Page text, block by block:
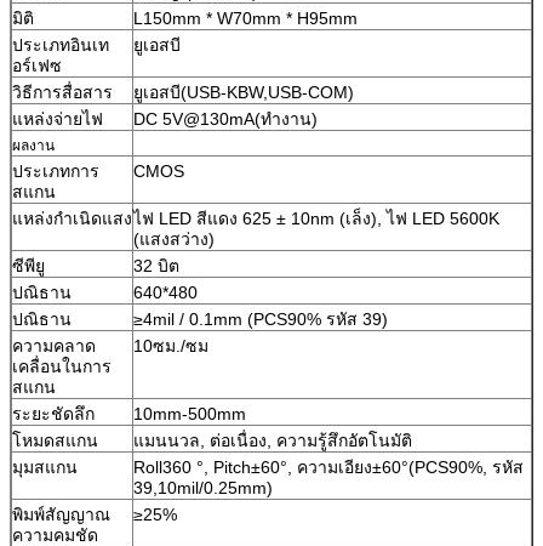
มิติ
L150mm * W70mm * H95mm
ประเภทอินเท
อร์เฟซ
ยูเอสบี
วิธีการสื่อสาร
ยูเอสบี(USB-KBW,USB-COM)
แหล่งจ่ายไฟ
DC 5V@130mA(ทำงาน)
ผลงาน
ประเภทการ
สแกน
CMOS
แหล่งกำเนิดแสงไฟ LED สีแดง 625 ± 10nm (เล็ง), ไฟ LED 5600K
(แสงสว่าง)
ซีพียู
32 บิต
ปณิธาน
640*480
ปณิธาน
≥4mil / 0.1mm (PCS90% รหัส 39)
ความคลาด
เคลื่อนในการ
สแกน
10ซม./ซม
ระยะชัดลึก
10mm-500mm
โหมดสแกน
แมนนวล, ต่อเนื่อง, ความรู้สึกอัตโนมัติ
มุมสแกน
Roll360 °, Pitch±60°, ความเอียง±60°(PCS90%, รหัส
39,10mil/0.25mm)
พิมพ์สัญญาณ
ความคมชัด
≥25%